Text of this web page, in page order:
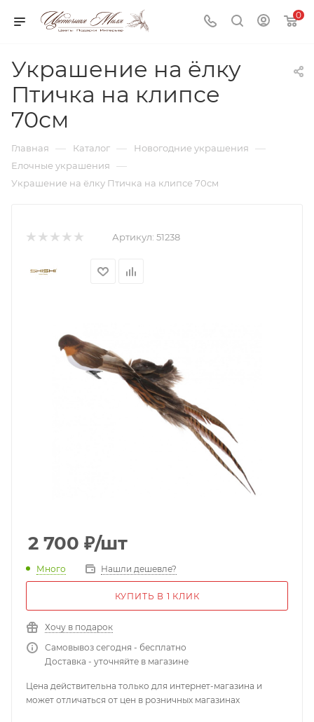
0
Украшение на ёлку
Птичка на клипсе
70см
Главная — Каталог — Новогодние украшения —
Елочные украшения —
Украшение на ёлку Птичка на клипсе 70см
Артикул: 51238
2 700 ₽/шт
Много Нашли дешевле?
КУПИТЬ В 1 КЛИК
Хочу в подарок
Самовывоз сегодня - бесплатно
Доставка - уточняйте в магазине
Цена действительна только для интернет-магазина и
может отличаться от цен в розничных магазинах